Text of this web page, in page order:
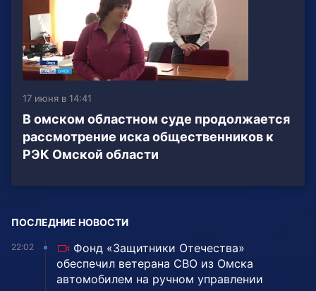
17 июня в 14:41
В омском областном суде продолжается
рассмотрение иска общественников к
РЭК Омской области
ПОСЛЕДНИЕ НОВОСТИ
22:02
Фонд «Защитники Отечества»
обеспечил ветерана СВО из Омска
автомобилем на ручном управлении